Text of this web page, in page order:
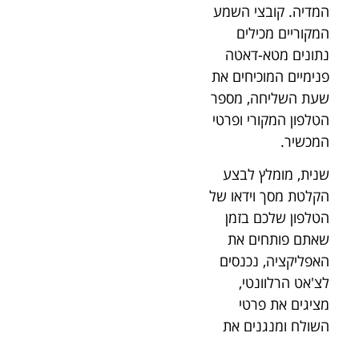
המדיה. קובצי השמע
המקוריים מכילים
נתונים מטא-דאטה
פנימיים המוכיחים את
שעת השליחה, מספר
הטלפון המקורי ופרטי
המכשיר.
שנית, מומלץ לבצע
הקלטת מסך וידאו של
הטלפון שלכם בזמן
שאתם פותחים את
האפליקציה, נכנסים
לצ'אט הרלוונטי,
מציגים את פרטי
השולח ומנגנים את